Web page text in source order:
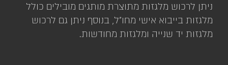
ניתן לרכוש מלגזות מתוצרת מותגים מובילים כולל
מלגזות בייבוא אישי מחו"ל, בנוסף ניתן גם לרכוש
מלגזות יד שנייה ומלגזות מחודשות.